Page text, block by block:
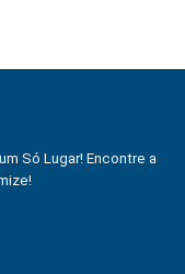
Só Lugar! Encontre a